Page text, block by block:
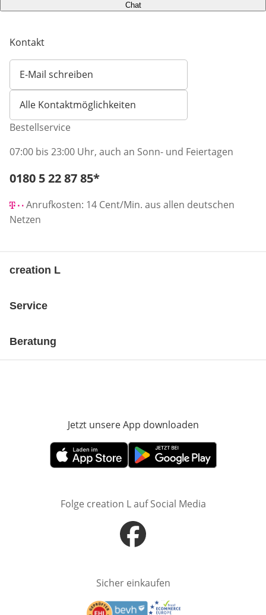
Chat
Kontakt
E-Mail schreiben
Öffnet E-Mail-Client
Alle Kontaktmöglichkeiten
Bestellservice
07:00 bis 23:00 Uhr, auch an Sonn- und Feiertagen
Telefonnummer:
0180 5 22 87 85*
Anrufkosten: 14 Cent/Min. aus allen deutschen
Netzen
creation L
Service
Beratung
Jetzt unsere App downloaden
Öffnet in neuem FensterÖffnet in neuem Fenster
Folge creation L auf Social Media
Öffnet in neuem Fenster
Sicher einkaufen